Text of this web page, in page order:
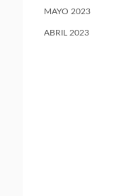
MAYO 2023
ABRIL 2023